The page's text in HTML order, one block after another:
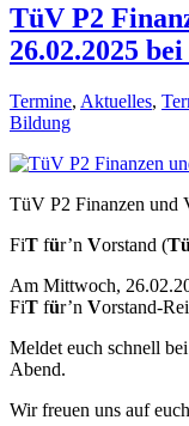
TüV P2
26.02.2025
Termine, Aktuelles,
Bildung
TüV P2 Finanzen und
FiT für’n Vorstand (
Am Mittwoch,
FiT für’n Vorstand-
Meldet euch schnell
Abend.
Wir freuen uns auf